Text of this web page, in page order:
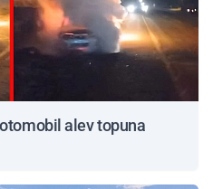
alev topuna